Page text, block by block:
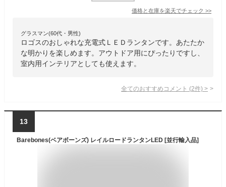
価格と在庫を楽天でチェック >>
グラスマン(60代・男性)
ロゴスのおしゃれな充電式ＬＥＤランタンです。あたたか
な明かりを楽しめます。アウトドア用にぴったりですし、
室内用インテリアとしても使えます。
全てのおすすめコメント (2件) >
13
Barebones(ベアボーンズ) レイルロードランタンLED [並行輸入品]